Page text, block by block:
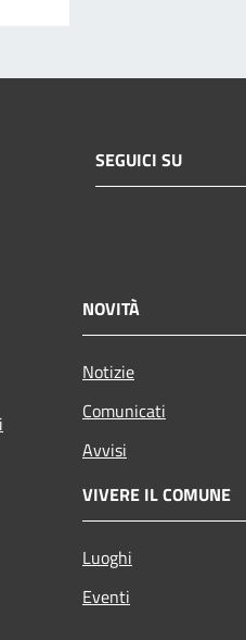
SEGUICI SU
NOVITÀ
Notizie
Comunicati
Avvisi
VIVERE IL COMUNE
Luoghi
Eventi